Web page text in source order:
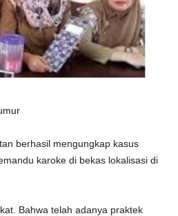
berhasil mengungkap kasus
karoke di bekas lokalisasi di
Bahwa telah adanya praktek